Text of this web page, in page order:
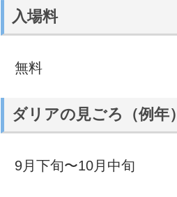
入場料
無料
ダリアの見ごろ（例年）
9月下旬〜10月中旬